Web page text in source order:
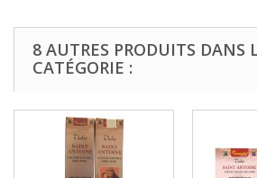
8 AUTRES PRODUITS DANS
CATÉGORIE :